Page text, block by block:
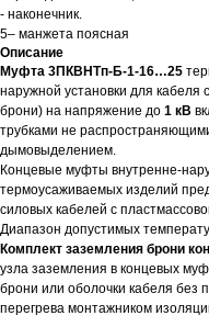
- наконечник.
5– манжета поясная
Описание
Муфта 3ПКВНТп-Б-1-16…25
наружной установки для кабеля
брони) на напряжение до 1 кВ
трубками не
дымовыделением.
Концевые муфты внутренне-
термоусаживаемых изделий
силовых кабелей с
Диапазон допустимых
Комплект заземления брони
узла заземления в концевых
брони или оболочки кабеля без
перегрева монтажником